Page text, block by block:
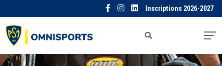
Inscriptions 2026-2027